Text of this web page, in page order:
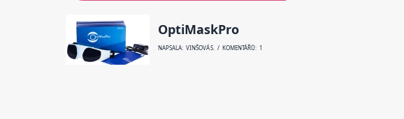
OptiMaskPro
NAPSALA: VINŠOVÁ S. / KOMENTÁŘŮ: 1